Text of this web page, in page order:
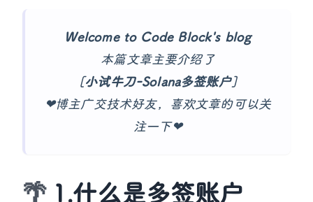
Welcome to Code Block's blog
本篇文章主要介绍了
[小试牛刀-Solana多签账户]
❤博主广交技术好友，喜欢文章的可以关
注一下❤
1.什么是多签账户